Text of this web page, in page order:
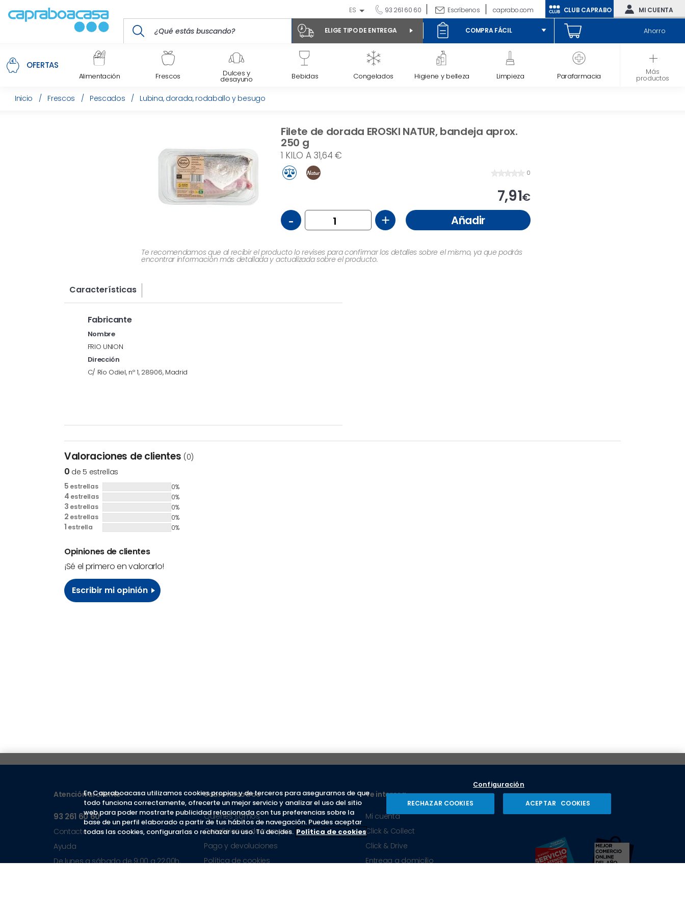
ES 93 261 60 60 Escríbenos caprabo.com CLUB CAPRABO MI CUENTA
ELIGE TIPO DE ENTREGA COMPRA FÁCIL Ahorro
OFERTAS
Alimentación Frescos Dulces y
desayuno Bebidas Congelados Higiene y belleza Limpieza Parafarmacia Bebé
Más
productos
Inicio / Frescos / Pescados / Lubina, dorada, rodaballo y besugo
Filete de dorada EROSKI NATUR, bandeja aprox.
250 g
0
7,91€
1 KILO A 31,64 €
- + Añadir
Te recomendamos que al recibir el producto lo revises para confirmar los detalles sobre el mismo, ya que podrás
encontrar información más detallada y actualizada sobre el producto.
Características
Fabricante
Nombre
FRIO UNION
Dirección
C/ Río Odiel, nº 1, 28906, Madrid
Valoraciones de clientes (0)
0 de 5 estrellas
5 estrellas 0%
4 estrellas 0%
3 estrellas 0%
2 estrellas 0%
1 estrella 0%
Opiniones de clientes
¡Sé el primero en valorarlo!
Escribir mi opinión
Atención al cliente
93 261 60 60
Contacto
Ayuda
De lunes a sábado de 9:00 a 22:00h.
Sobre nosotros
Quienes somos
Condiciones de compra
Pago y devoluciones
Política de cookies
Te interesa
Mi cuenta
Click & Collect
Click & Drive
Entrega a domicilio
En Capraboacasa utilizamos cookies propias y de terceros para asegurarnos de que
todo funciona correctamente, ofrecerte un mejor servicio y analizar el uso del sitio
web para poder mostrarte publicidad relacionada con tus preferencias sobre la
base de un perfil elaborado a partir de tus hábitos de navegación. Puedes aceptar
todas las cookies, configurarlas o rechazar su uso. Tú decides. Política de cookies
Configuración
RECHAZAR COOKIES ACEPTAR COOKIES